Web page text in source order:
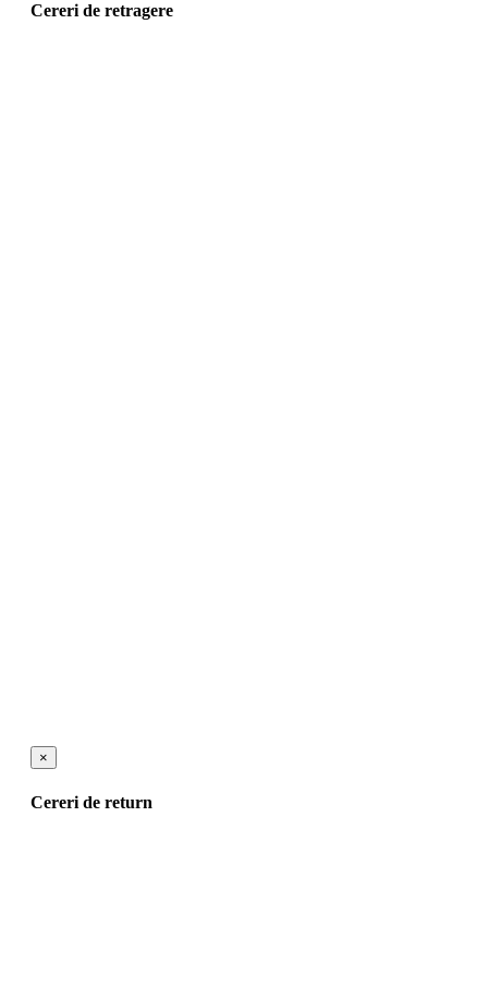
Cereri de retragere
×
Cereri de return